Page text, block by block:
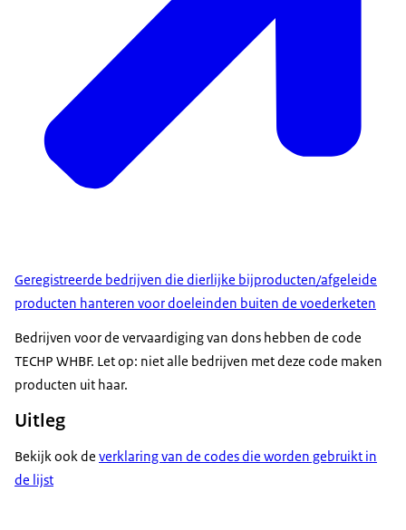
Geregistreerde bedrijven die dierlijke bijproducten/afgeleide
producten hanteren voor doeleinden buiten de voederketen
Bedrijven voor de vervaardiging van dons hebben de code
TECHP WHBF. Let op: niet alle bedrijven met deze code maken
producten uit haar.
Uitleg
Bekijk ook de verklaring van de codes die worden gebruikt in
de lijst